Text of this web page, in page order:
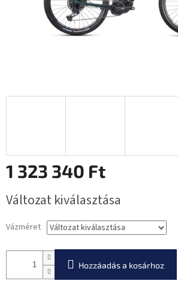
1 323 340 Ft
Változat kiválasztása
Vázméret
Hozzáadás a kosárhoz